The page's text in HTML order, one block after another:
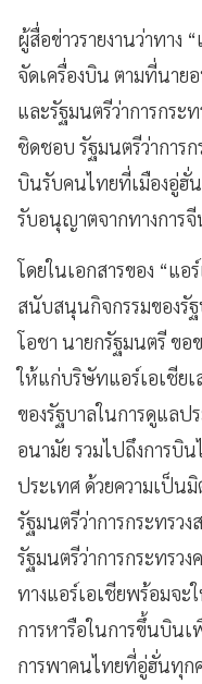
ผู้สื่อข่าวรายงานว่าทาง
จัดเครื่องบิน ตามที่นาย
และรัฐมนตรีว่าการกระ
ชิดชอบ รัฐมนตรีว่าการ
บินรับคนไทยที่เมืองอู่
รับอนุญาตจากทางการ
โดยในเอกสารของ “แอ
สนับสนุนกิจกรรมของรั
โอชา นายกรัฐมนตรี ข
ให้แก่บริษัทแอร์เอเชียเ
ของรัฐบาลในการดูแลป
อนามัย รวมไปถึงการบิ
ประเทศ ด้วยความเป็น
รัฐมนตรีว่าการกระทรว
รัฐมนตรีว่าการกระทรว
ทางแอร์เอเชียพร้อมจ
การหารือในการขึ้นบิน
การพาคนไทยที่อู่ฮั่นทุก